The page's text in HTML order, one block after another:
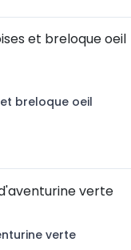
breloque oeil
verte